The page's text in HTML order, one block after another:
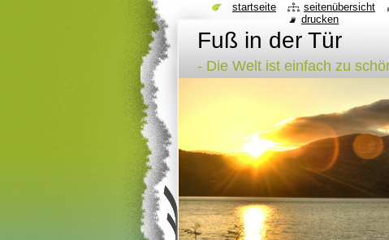
Fuß in der Tür
- Die Welt ist einfach zu
startseite seitenübersicht
drucken